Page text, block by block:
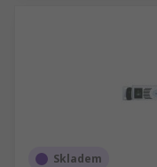
Skladem